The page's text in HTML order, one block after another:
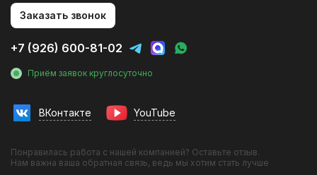
Статьи и новости
Контакты
Аренда с водителем
Фотосессии с авто
Аренда для юридических лиц
Бизнес
Спорткар
Минивэн
Заказать звонок
+7 (926) 600-81-02
Приём заявок круглосуточно
ВКонтакте YouTube
Понравилась работа с нашей компанией? Оставьте отзыв.
Нам важна ваша обратная связь, ведь мы хотим стать лучше